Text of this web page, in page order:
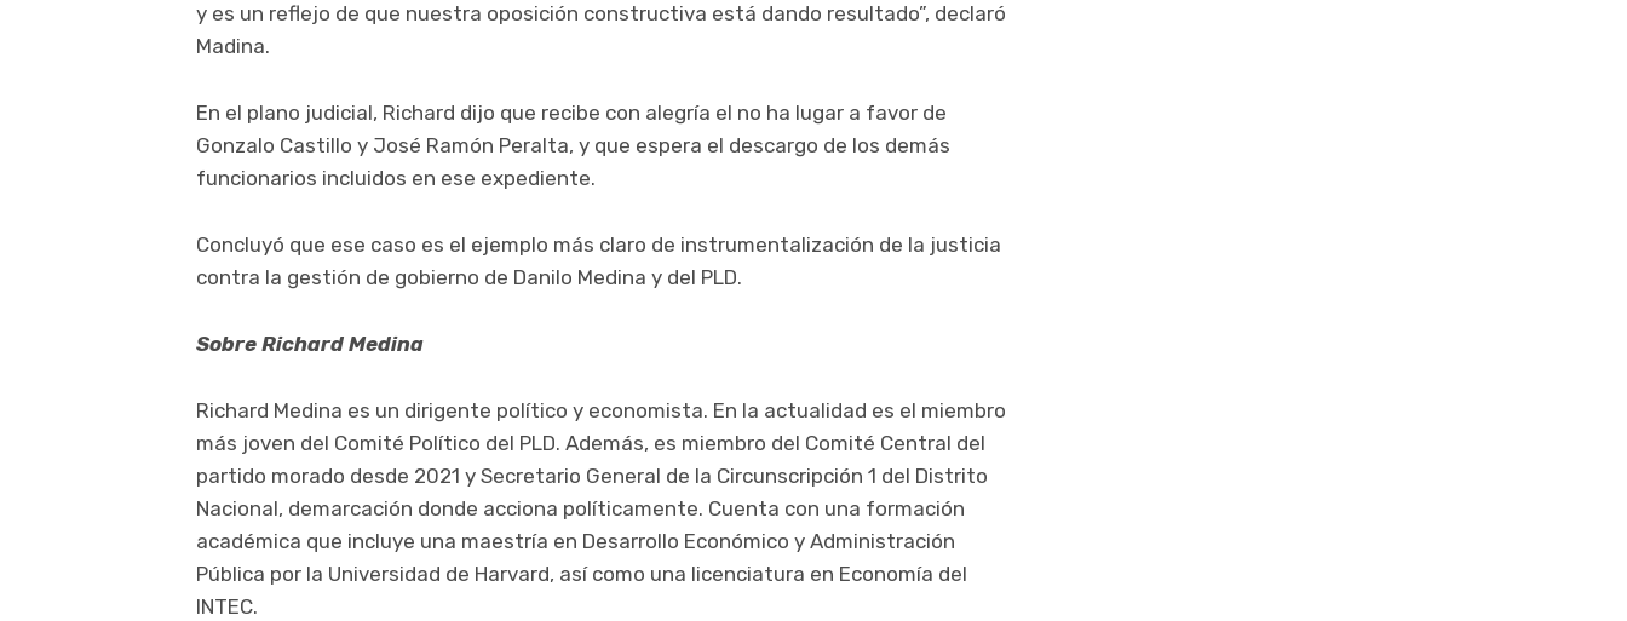
y es un reflejo de que nuestra oposición constructiva está dando resultado”, declaró
Madina.
En el plano judicial, Richard dijo que recibe con alegría el no ha lugar a favor de
Gonzalo Castillo y José Ramón Peralta, y que espera el descargo de los demás
funcionarios incluidos en ese expediente.
Concluyó que ese caso es el ejemplo más claro de instrumentalización de la justicia
contra la gestión de gobierno de Danilo Medina y del PLD.
Sobre Richard Medina
Richard Medina es un dirigente político y economista. En la actualidad es el miembro
más joven del Comité Político del PLD. Además, es miembro del Comité Central del
partido morado desde 2021 y Secretario General de la Circunscripción 1 del Distrito
Nacional, demarcación donde acciona políticamente. Cuenta con una formación
académica que incluye una maestría en Desarrollo Económico y Administración
Pública por la Universidad de Harvard, así como una licenciatura en Economía del
INTEC.